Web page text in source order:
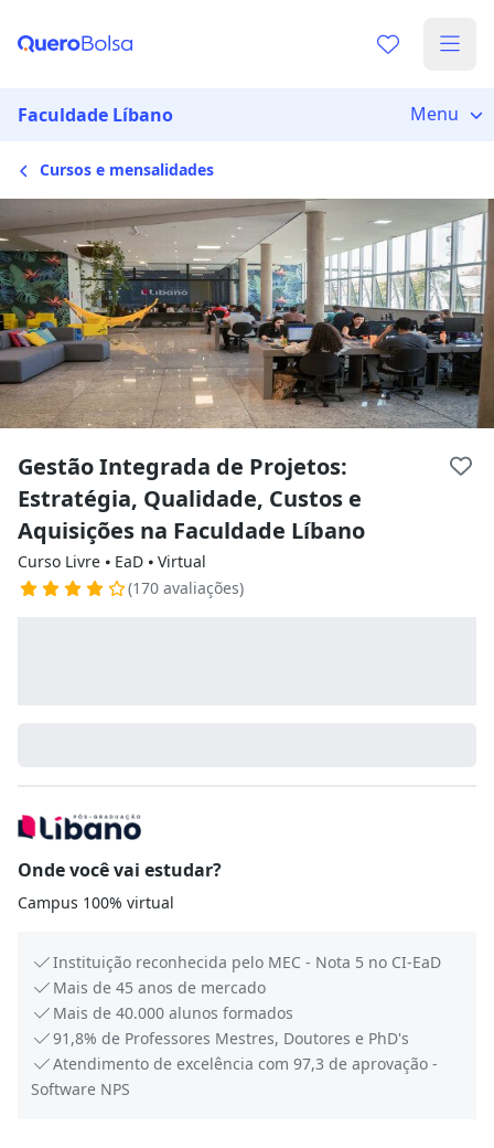
Faculdade Líbano Menu
Cursos e mensalidades
Gestão Integrada de Projetos:
Estratégia, Qualidade, Custos e
Aquisições na Faculdade Líbano
Curso Livre ⦁ EaD ⦁ Virtual
(170 avaliações)
Onde você vai estudar?
Campus 100% virtual
Instituição reconhecida pelo MEC - Nota 5 no CI-EaD
Mais de 45 anos de mercado
Mais de 40.000 alunos formados
91,8% de Professores Mestres, Doutores e PhD's
Atendimento de excelência com 97,3 de aprovação -
Software NPS